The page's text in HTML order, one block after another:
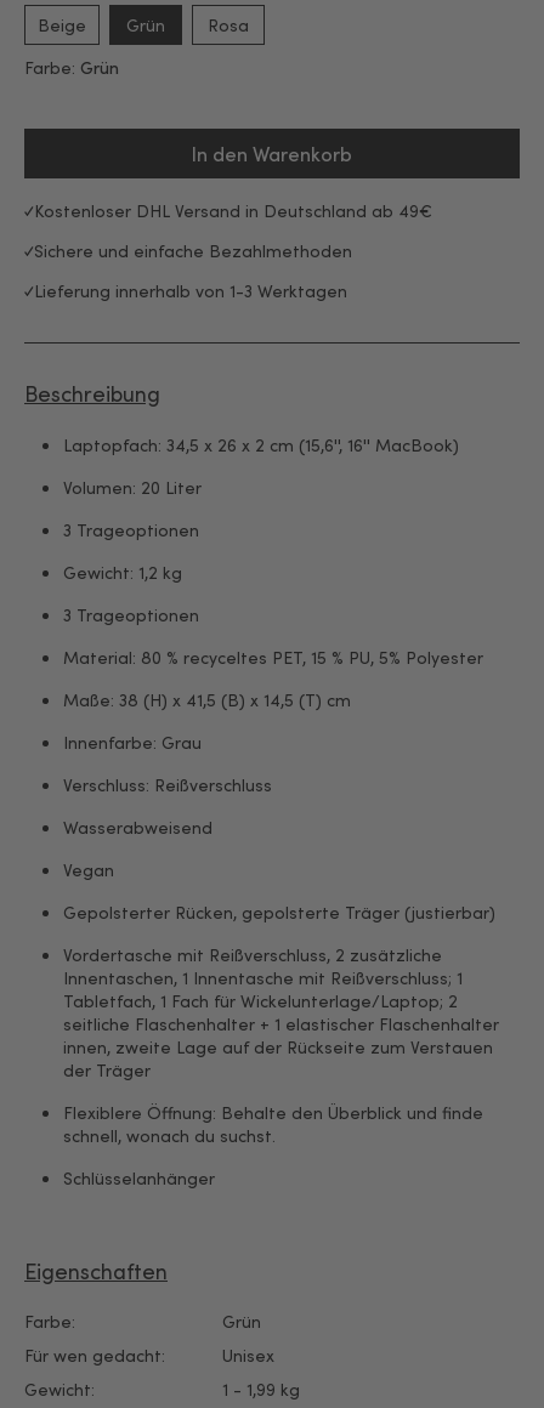
Beige Grün
Rosa
Farbe: Grün
In den Warenkorb
Kostenloser DHL Versand in Deutschland ab 49€
Sichere und einfache Bezahlmethoden
Lieferung innerhalb von 1-3 Werktagen
Beschreibung
Laptopfach: 34,5 x 26 x 2 cm (15,6'', 16'' MacBook)
Volumen: 20 Liter
3 Trageoptionen
Gewicht: 1,2 kg
3 Trageoptionen
Material: 80 % recyceltes PET, 15 % PU, 5% Polyester
Maße: 38 (H) x 41,5 (B) x 14,5 (T) cm
Innenfarbe: Grau
Verschluss: Reißverschluss
Wasserabweisend
Vegan
Gepolsterter Rücken, gepolsterte Träger (justierbar)
Vordertasche mit Reißverschluss, 2 zusätzliche
Innentaschen, 1 Innentasche mit Reißverschluss; 1
Tabletfach, 1 Fach für Wickelunterlage/Laptop; 2
seitliche Flaschenhalter + 1 elastischer Flaschenhalter
innen, zweite Lage auf der Rückseite zum Verstauen
der Träger
Flexiblere Öffnung: Behalte den Überblick und finde
schnell, wonach du suchst.
Schlüsselanhänger
Eigenschaften
Farbe:
Grün
Für wen gedacht:
Unisex
Gewicht:
1 - 1,99 kg